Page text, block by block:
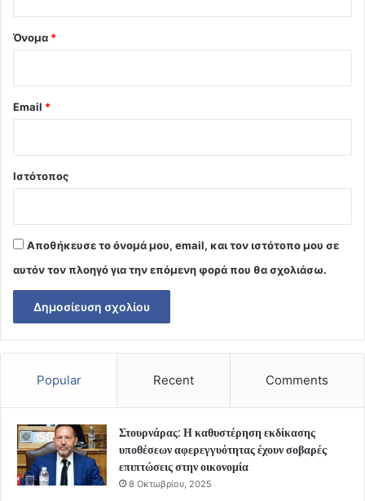
Όνομα *
Email *
Ιστότοπος
Αποθήκευσε το όνομά μου, email, και τον ιστότοπο μου σε
αυτόν τον πλοηγό για την επόμενη φορά που θα σχολιάσω.
Popular Recent Comments
Στουρνάρας: Η καθυστέρηση εκδίκασης
υποθέσεων αφερεγγυότητας έχουν σοβαρές
επιπτώσεις στην οικονομία
8 Οκτωβρίου, 2025